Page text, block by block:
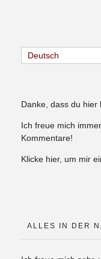
Deutsch
Danke, dass du hier
Ich freue mich
Kommentare!
Klicke hier, um mir
ALLES IN DER